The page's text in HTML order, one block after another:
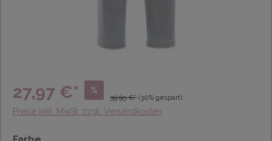
27,97 €* %
39,95 €* (30% gespart)
Preise inkl. MwSt. zzgl. Versandkosten